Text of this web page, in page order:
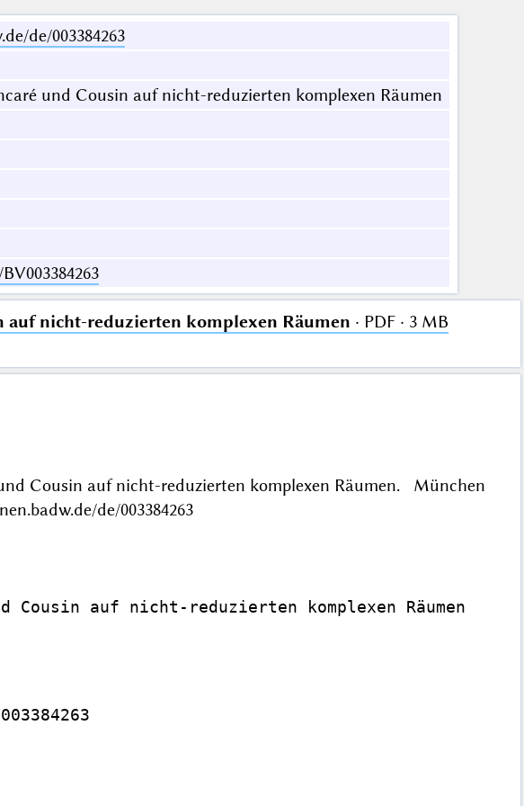
de/003384263
und Cousin auf nicht-reduzierten komplexen Räumen
auf nicht-reduzierten komplexen Räumen · PDF · 3 MB
Cousin auf nicht-reduzierten komplexen Räumen. München
de/003384263
auf nicht-reduzierten komplexen Räumen